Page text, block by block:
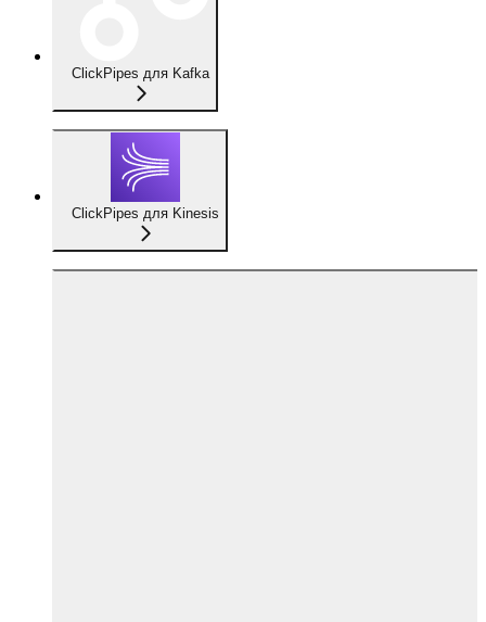
ClickPipes для Kafka
ClickPipes для Kinesis